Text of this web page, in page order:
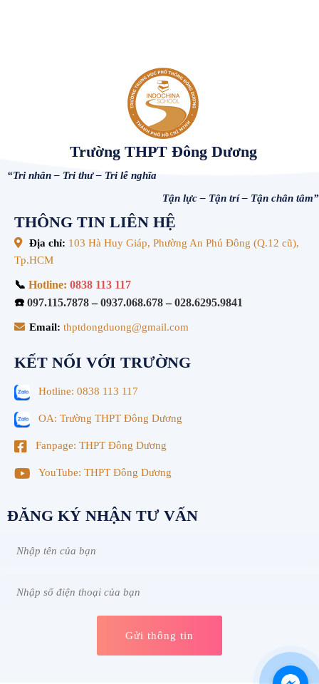
Trường THPT Đông Dương
“Tri nhân – Tri thư – Tri lễ nghĩa
Tận lực – Tận trí – Tận chân tâm”
THÔNG TIN LIÊN HỆ
Địa chỉ: 103 Hà Huy Giáp, Phường An Phú Đông (Q.12 cũ),
Tp.HCM
📞 Hotline: 0838 113 117
☎️ 097.115.7878–0937.068.678–028.6295.9841
Email: thptdongduong@gmail.com
KẾT NỐI VỚI TRƯỜNG
Hotline: 0838 113 117
OA: Trường THPT Đông Dương
Fanpage: THPT Đông Dương
YouTube: THPT Đông Dương
ĐĂNG KÝ NHẬN TƯ VẤN